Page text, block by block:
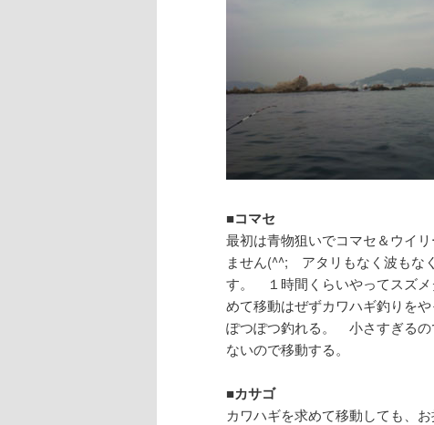
■コマセ
最初は青物狙いでコマセ＆ウイ
ません(^^; アタリもなく波もな
す。 １時間くらいやってスズ
めて移動はぜずカワハギ釣りを
ぽつぽつ釣れる。 小さすぎる
ないので移動する。
■カサゴ
カワハギを求めて移動しても、